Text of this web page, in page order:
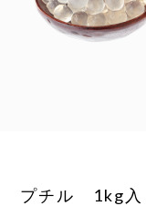
プチル 1kg入